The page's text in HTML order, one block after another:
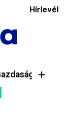
Hírlevél